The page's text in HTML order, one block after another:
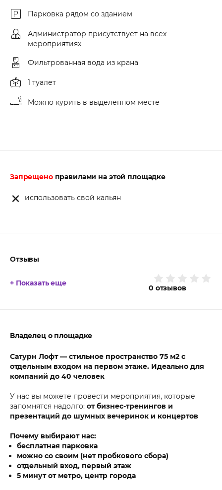
Парковка рядом со зданием
Администратор присутствует на всех
мероприятиях
Фильтрованная вода из крана
1 туалет
Можно курить в выделенном месте
Запрещеноправилами на этой площадке
использовать свой кальян
Отзывы
0 отзывов
+ Показать еще
Владелец о площадке
Сатурн Лофт — стильное пространство 75 м2 с
отдельным входом на первом этаже. Идеально для
компаний до 40 человек
У нас вы можете провести мероприятия, которые
запомнятся надолго: от бизнес-тренингов и
презентаций до шумных вечеринок и концертов
Почему выбирают нас:
бесплатная парковка
можно со своим (нет пробкового сбора)
отдельный вход, первый этаж
5 минут от метро, центр города